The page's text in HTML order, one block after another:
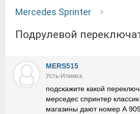
Mercedes Sprinter
подрулевой
MERS515
Усть-Илимск
подскажите какой
мерседес спринтер
магазины дают номер А